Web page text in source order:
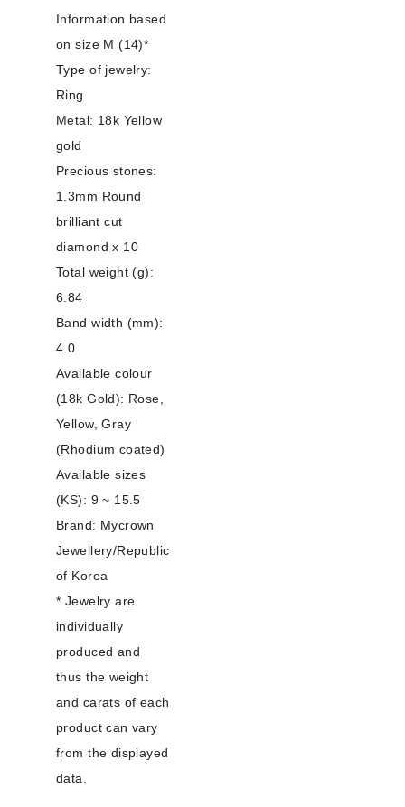
Information based
on size M (14)*
Type of jewelry:
Ring
Metal: 18k Yellow
gold
Precious stones:
1.3mm Round
brilliant cut
diamond x 10
Total weight (g):
6.84
Band width (mm):
4.0
Available colour
(18k Gold): Rose,
Yellow, Gray
(Rhodium coated)
Available sizes
(KS): 9 ~ 15.5
Brand: Mycrown
Jewellery/Republic
of Korea
* Jewelry are
individually
produced and
thus the weight
and carats of each
product can vary
from the displayed
data.